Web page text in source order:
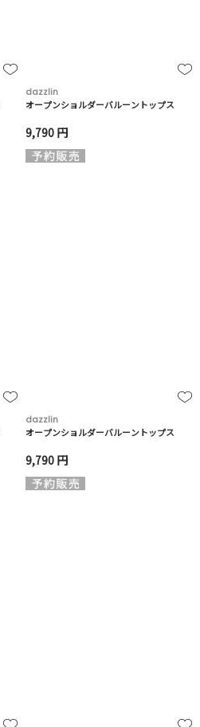
dazzlin
オープンショルダーバルーントップス
9,790 円
dazzlin
オープンショルダーバルーントップス
9,790 円